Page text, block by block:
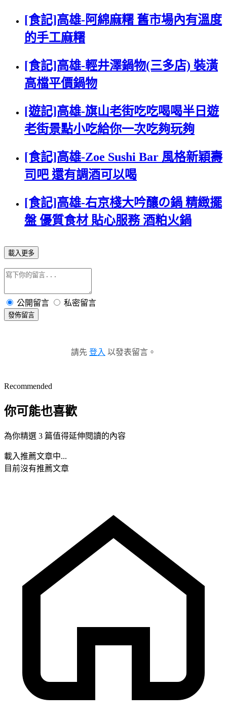
[食記]高雄-阿綿麻糬 舊市場內有溫度
的手工麻糬
[食記]高雄-輕井澤鍋物(三多店) 裝潢
高檔平價鍋物
[遊記]高雄-旗山老街吃吃喝喝半日遊
老街景點小吃給你一次吃夠玩夠
[食記]高雄-Zoe Sushi Bar 風格新穎壽
司吧 還有調酒可以喝
[食記]高雄-右京棧大吟釀の鍋 精緻擺
盤 優質食材 貼心服務 酒粕火鍋
載入更多
公開留言 私密留言
發佈留言
請先 登入 以發表留言。
Recommended
你可能也喜歡
為你精選 3 篇值得延伸閱讀的內容
載入推薦文章中...
目前沒有推薦文章